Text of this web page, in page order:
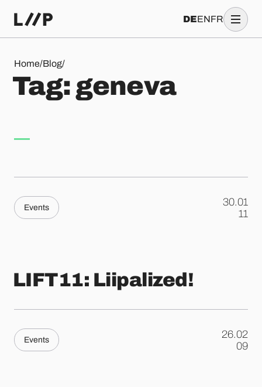
DEENFR
Home/Blog/
Tag: geneva
Tag: geneva
Events
30.01
.11
LIFT11: Liipalized!
Events
26.02
.09